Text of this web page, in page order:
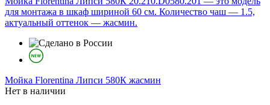
для монтажа в шкаф шириной 60 см. Количество чаш — 1.5,
актуальный оттенок — жасмин.
Мойка Florentina Липси 580К жасмин
Нет в наличии